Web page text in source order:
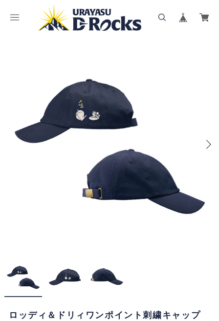
ロッディ＆ドリィワンポイント刺繍キャップ